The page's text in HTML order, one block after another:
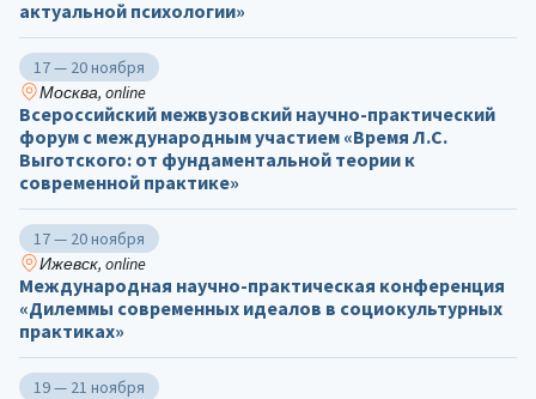
актуальной психологии»
17 — 20 ноября
Москва, online
Всероссийский межвузовский научно-практический
форум с международным участием «Время Л.С.
Выготского: от фундаментальной теории к
современной практике»
17 — 20 ноября
Ижевск, online
Международная научно-практическая конференция
«Дилеммы современных идеалов в социокультурных
практиках»
19 — 21 ноября